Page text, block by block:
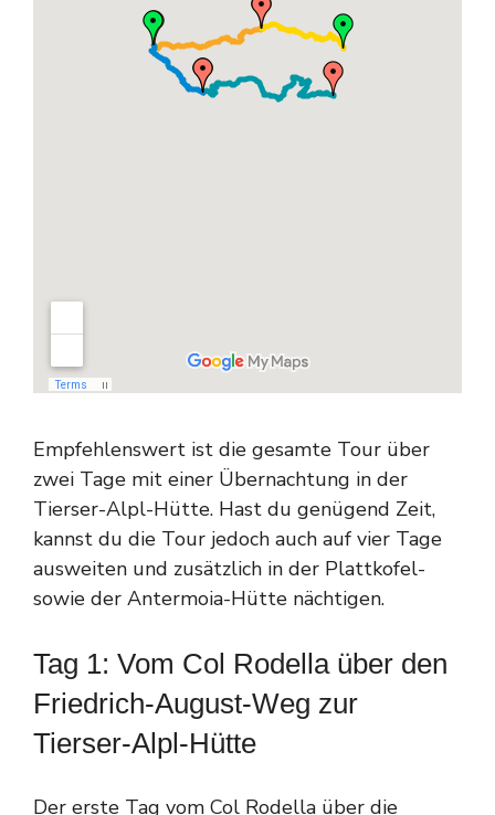
Empfehlenswert ist die gesamte Tour über
zwei Tage mit einer Übernachtung in der
Tierser-Alpl-Hütte. Hast du genügend Zeit,
kannst du die Tour jedoch auch auf vier Tage
ausweiten und zusätzlich in der Plattkofel-
sowie der Antermoia-Hütte nächtigen.
Tag 1: Vom Col Rodella über den
Friedrich-August-Weg zur
Tierser-Alpl-Hütte
Der erste Tag vom Col Rodella über die